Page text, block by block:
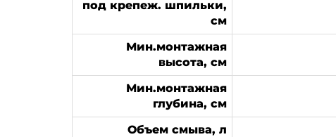
под крепеж. шпильки,
см
Мин.монтажная
высота, см
Мин.монтажная
глубина, см
Объем смыва, л